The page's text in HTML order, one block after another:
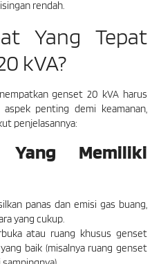
rendah.
Yang Tepat
kVA?
genset 20 kVA harus
penting demi keamanan,
penjelasannya:
Memiliki
panas dan emisi gas buang,
yang cukup.
atau ruang khusus genset
baik (misalnya ruang genset